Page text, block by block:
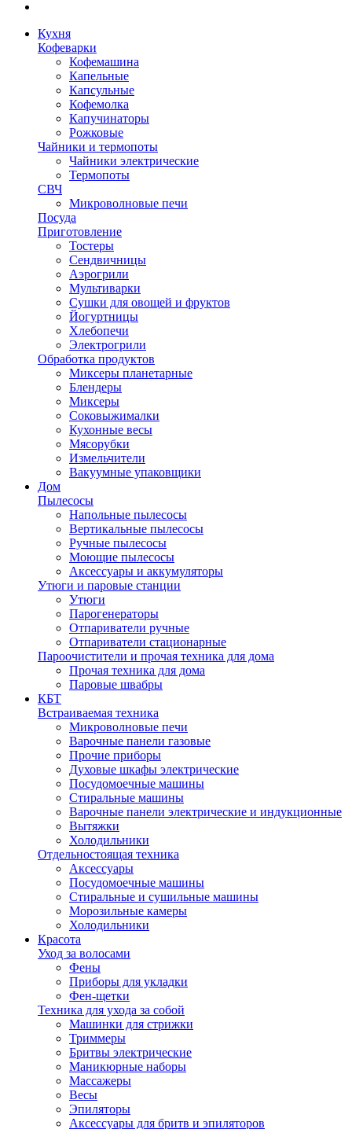
Кухня
Кофеварки
Кофемашина
Капельные
Капсульные
Кофемолка
Капучинаторы
Рожковые
Чайники и термопоты
Чайники электрические
Термопоты
СВЧ
Микроволновые печи
Посуда
Приготовление
Тостеры
Сендвичницы
Аэрогрили
Мультиварки
Сушки для овощей и фруктов
Йогуртницы
Хлебопечи
Электрогрили
Обработка продуктов
Миксеры планетарные
Блендеры
Миксеры
Соковыжималки
Кухонные весы
Мясорубки
Измельчители
Вакуумные упаковщики
Дом
Пылесосы
Напольные пылесосы
Вертикальные пылесосы
Ручные пылесосы
Моющие пылесосы
Аксессуары и аккумуляторы
Утюги и паровые станции
Утюги
Парогенераторы
Отпариватели ручные
Отпариватели стационарные
Пароочистители и прочая техника для дома
Прочая техника для дома
Паровые швабры
КБТ
Встраиваемая техника
Микроволновые печи
Варочные панели газовые
Прочие приборы
Духовые шкафы электрические
Посудомоечные машины
Стиральные машины
Варочные панели электрические и индукционные
Вытяжки
Холодильники
Отдельностоящая техника
Аксессуары
Посудомоечные машины
Стиральные и сушильные машины
Морозильные камеры
Холодильники
Красота
Уход за волосами
Фены
Приборы для укладки
Фен-щетки
Техника для ухода за собой
Машинки для стрижки
Триммеры
Бритвы электрические
Маникюрные наборы
Массажеры
Весы
Эпиляторы
Аксессуары для бритв и эпиляторов